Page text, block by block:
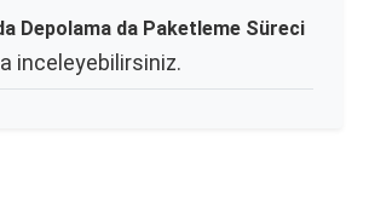
Depolama da Paketleme Süreci
inceleyebilirsiniz.